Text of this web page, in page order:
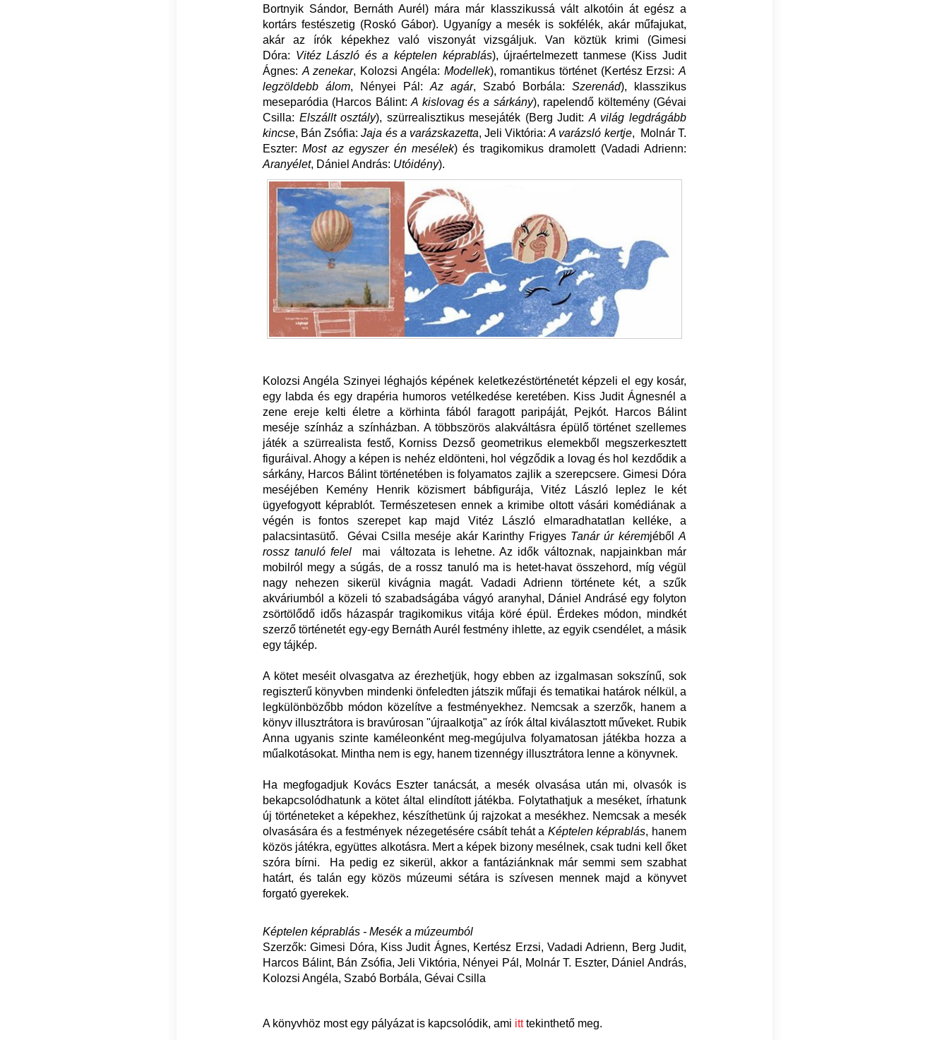
Bortnyik Sándor, Bernáth Aurél) mára már klasszikussá vált alkotóin át egész a
kortárs festészetig (Roskó Gábor). Ugyanígy a mesék is sokfélék, akár műfajukat,
akár az írók képekhez való viszonyát vizsgáljuk. Van köztük krimi (Gimesi
Dóra: Vitéz László és a képtelen képrablás), újraértelmezett tanmese (Kiss Judit
Ágnes: A zenekar, Kolozsi Angéla: Modellek), romantikus történet (Kertész Erzsi: A
legzöldebb álom, Nényei Pál: Az agár, Szabó Borbála: Szerenád), klasszikus
meseparódia (Harcos Bálint:A kislovag és a sárkány), rapelendő költemény (Gévai
Csilla: Elszállt osztály), szürrealisztikus mesejáték (Berg Judit: A világ legdrágább
kincse, Bán Zsófia:Jaja és a varázskazetta, Jeli Viktória:A varázsló kertje, Molnár T.
Eszter:Most az egyszer én mesélek) és tragikomikus dramolett (Vadadi Adrienn:
Aranyélet, Dániel András: Utóidény).
Kolozsi Angéla Szinyei léghajós képének keletkezéstörténetét képzeli el egy kosár,
egy labda és egy drapéria humoros vetélkedése keretében. Kiss Judit Ágnesnél a
zene ereje kelti életre a körhinta fából faragott paripáját, Pejkót. Harcos Bálint
meséje színház a színházban. A többszörös alakváltásra épülő történet szellemes
játék a szürrealista festő, Korniss Dezső geometrikus elemekből megszerkesztett
figuráival. Ahogy a képen is nehéz eldönteni, hol végződik a lovag és hol kezdődik a
sárkány, Harcos Bálint történetében is folyamatos zajlik a szerepcsere. Gimesi Dóra
meséjében Kemény Henrik közismert bábfigurája, Vitéz László leplez le két
ügyefogyott képrablót. Természetesen ennek a krimibe oltott vásári komédiának a
végén is fontos szerepet kap majd Vitéz László elmaradhatatlan kelléke, a
palacsintasütő. Gévai Csilla meséje akár Karinthy Frigyes Tanár úr kéremjébőlA
rossz tanuló felel
mai változata is lehetne. Az idők változnak, napjainkban már
mobilról megy a súgás, de a rossz tanuló ma is hetet-havat összehord, míg végül
nagy nehezen sikerül kivágnia magát. Vadadi Adrienn története két, a szűk
akváriumból a közeli tó szabadságába vágyó aranyhal, Dániel Andrásé egy folyton
zsörtölődő idős házaspár tragikomikus vitája köré épül. Érdekes módon, mindkét
szerző történetét egy-egy Bernáth Aurél festmény ihlette, az egyik csendélet, a másik
egy tájkép.
A kötet meséit olvasgatva az érezhetjük, hogy ebben az izgalmasan sokszínű, sok
regiszterű könyvben mindenki önfeledten játszik műfaji és tematikai határok nélkül, a
legkülönbözőbb módon közelítve a festményekhez. Nemcsak a szerzők, hanem a
könyv illusztrátora is bravúrosan "újraalkotja" az írók által kiválasztott műveket. Rubik
Anna ugyanis szinte kaméleonként meg-megújulva folyamatosan játékba hozza a
műalkotásokat. Mintha nem is egy, hanem tizennégy illusztrátora lenne a könyvnek.
Ha megfogadjuk Kovács Eszter tanácsát, a mesék olvasása után mi, olvasók is
bekapcsolódhatunk a kötet által elindított játékba. Folytathatjuk a meséket, írhatunk
új történeteket a képekhez, készíthetünk új rajzokat a mesékhez. Nemcsak a mesék
olvasására és a festmények nézegetésére csábít tehát a Képtelen képrablás, hanem
közös játékra, együttes alkotásra. Mert a képek bizony mesélnek, csak tudni kell őket
szóra bírni. Ha pedig ez sikerül, akkor a fantáziánknak már semmi sem szabhat
határt, és talán egy közös múzeumi sétára is szívesen mennek majd a könyvet
forgató gyerekek.
Képtelen képrablás - Mesék a múzeumból
Szerzők: Gimesi Dóra, Kiss Judit Ágnes, Kertész Erzsi, Vadadi Adrienn, Berg Judit,
Harcos Bálint, Bán Zsófia, Jeli Viktória, Nényei Pál, Molnár T. Eszter, Dániel András,
Kolozsi Angéla, Szabó Borbála, Gévai Csilla
A könyvhöz most egy pályázat is kapcsolódik, ami itttekinthető meg.